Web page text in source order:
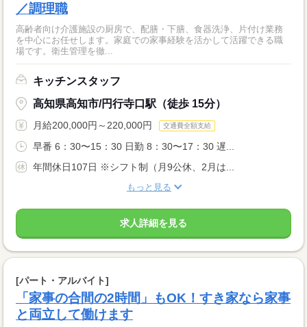
／調理職
高齢者向け介護施設の厨房で、配膳・下膳、食器洗浄、片付け業務
を中心にお任せします。家庭での家事経験を活かして活躍できる職
場です。衛生管理を徹...
キッチンスタッフ
高知県高知市/円行寺口駅（徒歩 15分）
月給200,000円～220,000円 交通費全額支給
早番 6：30〜15：30 日勤 8：30〜17：30 遅...
年間休日107日 ※シフト制（月9公休、2月は...
もっと見る
求人詳細を見る
[パート・アルバイト]
「家事の合間の2時間」もOK！すき家なら家事
と両立して働けます